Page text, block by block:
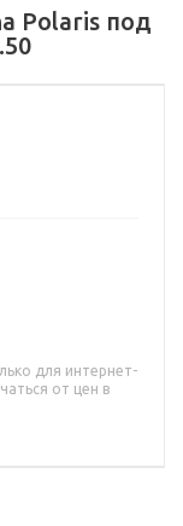
Polaris под
для интернет-
от цен в